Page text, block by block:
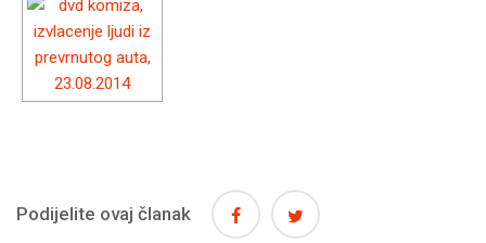
Podijelite ovaj članak